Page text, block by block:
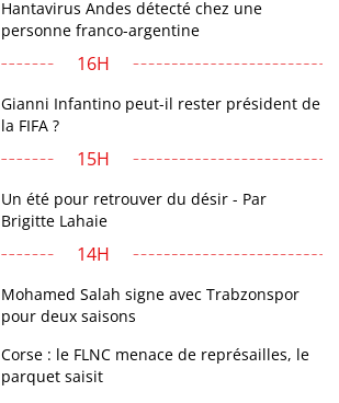
Hantavirus Andes détecté chez une
personne franco-argentine
16H
Gianni Infantino peut-il rester président de
la FIFA ?
15H
Un été pour retrouver du désir - Par
Brigitte Lahaie
14H
Mohamed Salah signe avec Trabzonspor
pour deux saisons
Corse : le FLNC menace de représailles, le
parquet saisit